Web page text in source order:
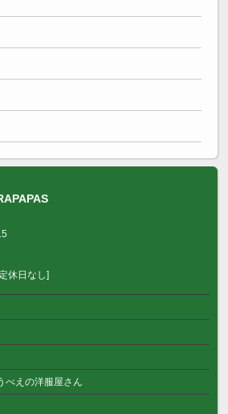
休日なし]
べえの洋服屋さん